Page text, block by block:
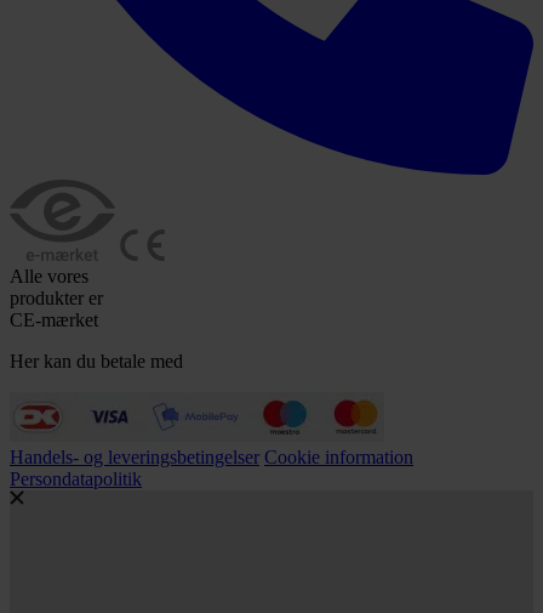
Alle vores
produkter er
CE-mærket
Her kan du betale med
Handels- og leveringsbetingelser Cookie information
Persondatapolitik